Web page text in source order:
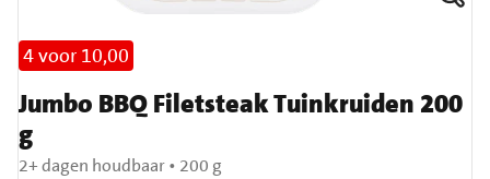
Jumbo BBQ Filetsteak Tuinkruiden 200
g
2+ dagen houdbaar• 200 g
4 voor 10,00